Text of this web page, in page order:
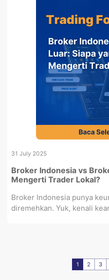
31 July 2025
Broker Indonesia vs
Mengerti Trader Lokal?
Broker Indonesia punya
diremehkan. Yuk, kenali
1 2 3